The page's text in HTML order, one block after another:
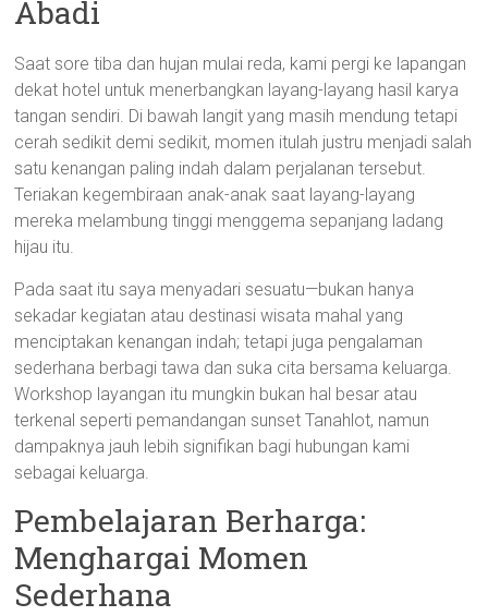
Abadi
Saat sore tiba dan hujan mulai reda, kami pergi ke lapangan
dekat hotel untuk menerbangkan layang-layang hasil karya
tangan sendiri. Di bawah langit yang masih mendung tetapi
cerah sedikit demi sedikit, momen itulah justru menjadi salah
satu kenangan paling indah dalam perjalanan tersebut.
Teriakan kegembiraan anak-anak saat layang-layang
mereka melambung tinggi menggema sepanjang ladang
hijau itu.
Pada saat itu saya menyadari sesuatu—bukan hanya
sekadar kegiatan atau destinasi wisata mahal yang
menciptakan kenangan indah; tetapi juga pengalaman
sederhana berbagi tawa dan suka cita bersama keluarga.
Workshop layangan itu mungkin bukan hal besar atau
terkenal seperti pemandangan sunset Tanahlot, namun
dampaknya jauh lebih signifikan bagi hubungan kami
sebagai keluarga.
Pembelajaran Berharga:
Menghargai Momen
Sederhana